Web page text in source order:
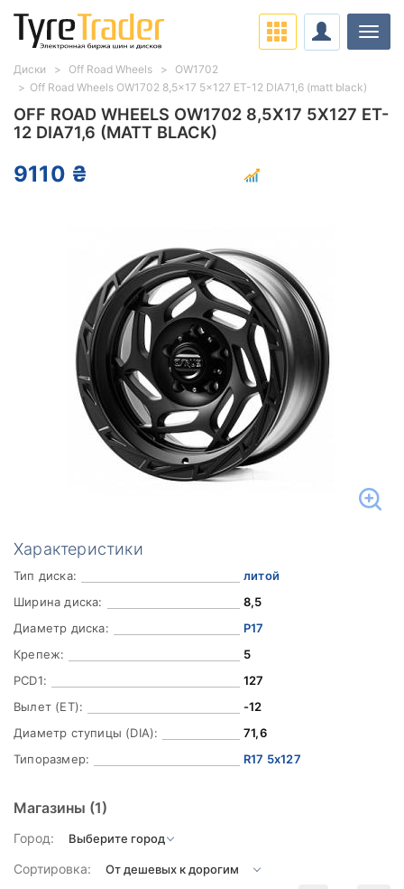
OFF ROAD WHEELS OW1702 8,5X17 5X127 ET-
12 DIA71,6 (MATT BLACK)
9110 ₴
Характеристики
Тип диска:
литой
Ширина диска:
8,5
Диаметр диска:
Р17
Крепеж:
5
PCD1:
127
Вылет (ET):
-12
Диаметр ступицы (DIA):
71,6
Типоразмер:
R17 5x127
Магазины (1)
Город:
Сортировка:
Диски Off Road Wheels
OW1702
Off Road Wheels OW1702 8,5x17 5x127 ET-12 DIA71,6 (matt black)